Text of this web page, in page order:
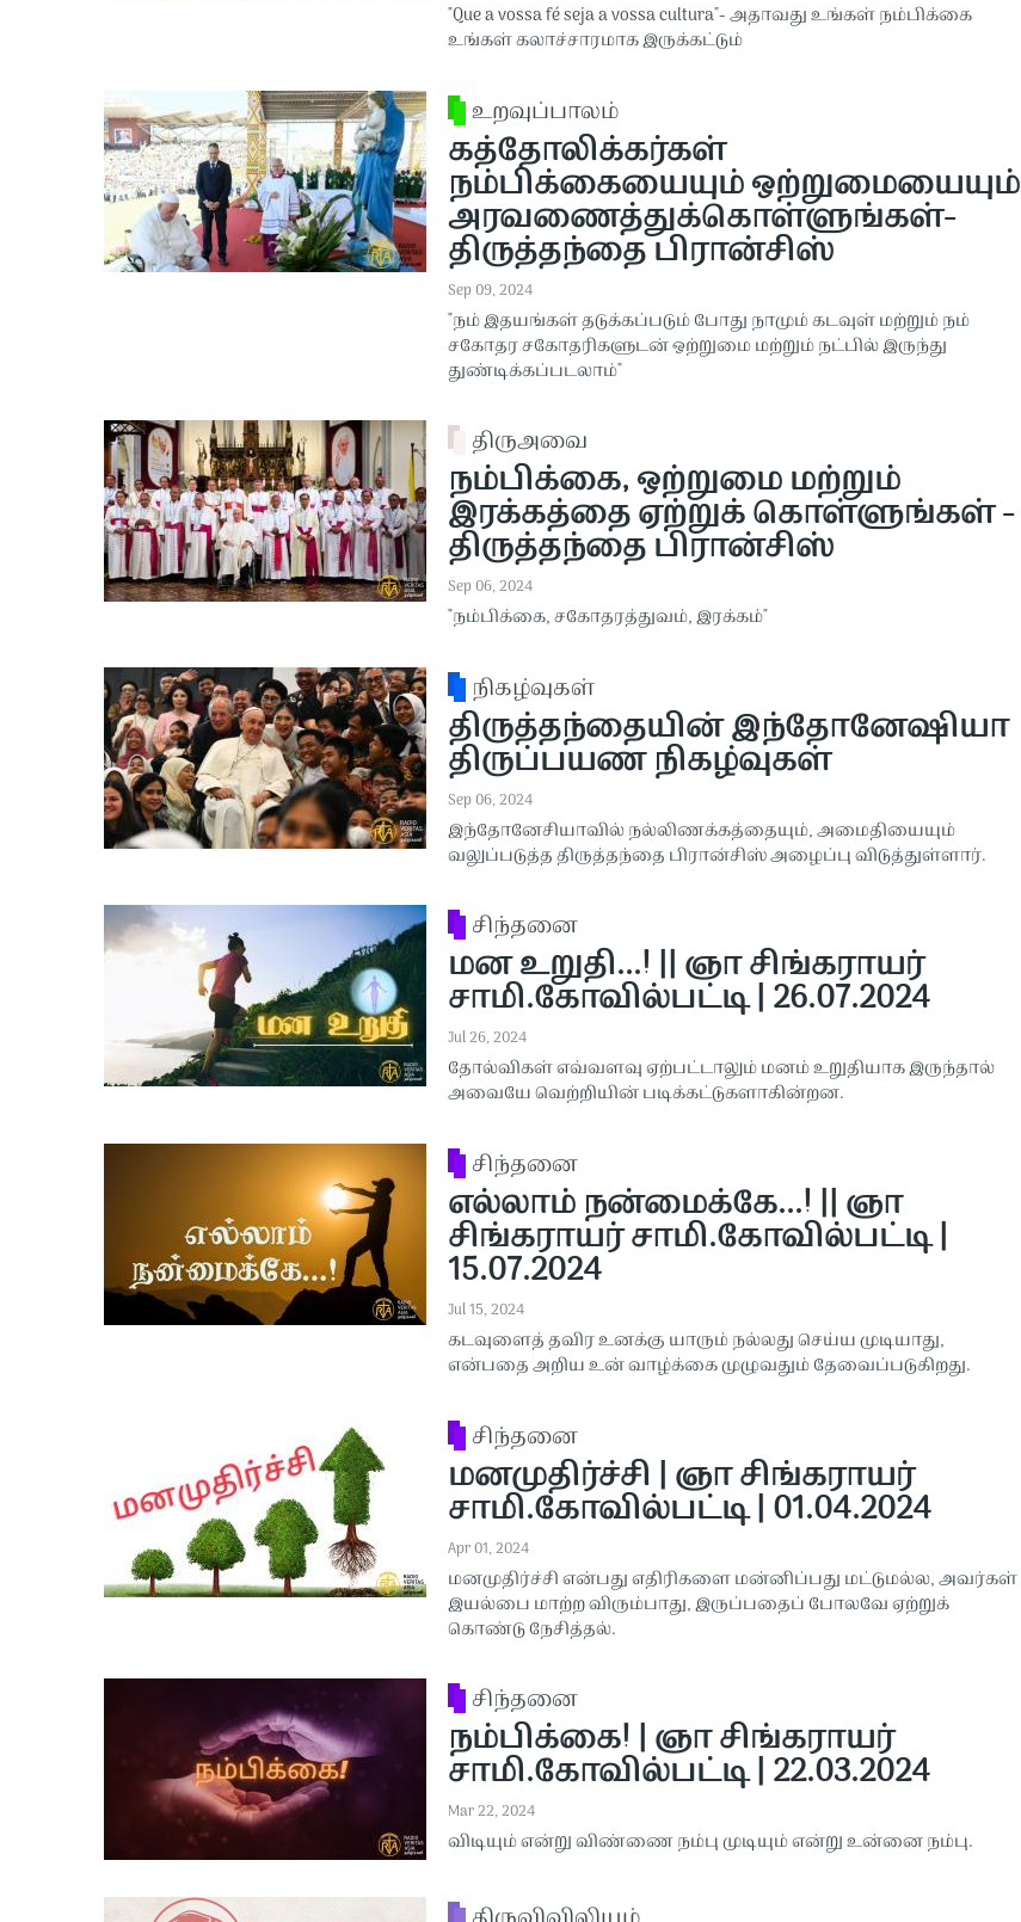
"Que a vossa fé seja a vossa cultura"- அதாவது உங்கள் நம்பிக்கை
உங்கள் கலாச்சாரமாக இருக்கட்டும்
உறவுப்பாலம்
கத்தோலிக்கர்கள்
நம்பிக்கையையும் ஒற்றுமையையும்
அரவணைத்துக்கொள்ளுங்கள்-
திருத்தந்தை பிரான்சிஸ்
Sep 09, 2024
"நம் இதயங்கள் தடுக்கப்படும் போது நாமும் கடவுள் மற்றும் நம்
சகோதர சகோதரிகளுடன் ஒற்றுமை மற்றும் நட்பில் இருந்து
துண்டிக்கப்படலாம்"
திருஅவை
நம்பிக்கை, ஒற்றுமை மற்றும்
இரக்கத்தை ஏற்றுக் கொள்ளுங்கள் -
திருத்தந்தை பிரான்சிஸ்
Sep 06, 2024
"நம்பிக்கை, சகோதரத்துவம், இரக்கம்"
நிகழ்வுகள்
திருத்தந்தையின் இந்தோனேஷியா
திருப்பயண நிகழ்வுகள்
Sep 06, 2024
இந்தோனேசியாவில் நல்லிணக்கத்தையும், அமைதியையும்
வலுப்படுத்த திருத்தந்தை பிரான்சிஸ் அழைப்பு விடுத்துள்ளார்.
சிந்தனை
மன உறுதி...! || ஞா சிங்கராயர்
சாமி.கோவில்பட்டி | 26.07.2024
Jul 26, 2024
தோல்விகள் எவ்வளவு ஏற்பட்டாலும் மனம் உறுதியாக இருந்தால்
அவையே வெற்றியின் படிக்கட்டுகளாகின்றன.
சிந்தனை
எல்லாம் நன்மைக்கே...! || ஞா
சிங்கராயர் சாமி.கோவில்பட்டி |
15.07.2024
Jul 15, 2024
கடவுளைத் தவிர உனக்கு யாரும் நல்லது செய்ய முடியாது,
என்பதை அறிய உன் வாழ்க்கை முழுவதும் தேவைப்படுகிறது.
சிந்தனை
மனமுதிர்ச்சி | ஞா சிங்கராயர்
சாமி.கோவில்பட்டி | 01.04.2024
Apr 01, 2024
மனமுதிர்ச்சி என்பது எதிரிகளை மன்னிப்பது மட்டுமல்ல, அவர்கள்
இயல்பை மாற்ற விரும்பாது, இருப்பதைப் போலவே ஏற்றுக்
கொண்டு நேசித்தல்.
சிந்தனை
நம்பிக்கை! | ஞா சிங்கராயர்
சாமி.கோவில்பட்டி | 22.03.2024
Mar 22, 2024
விடியும் என்று விண்ணை நம்பு முடியும் என்று உன்னை நம்பு.